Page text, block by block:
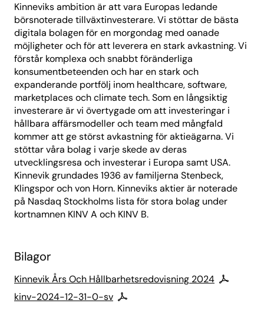
Kinneviks ambition är att vara Europas ledande
börsnoterade tillväxtinvesterare. Vi stöttar de bästa
digitala bolagen för en morgondag med oanade
möjligheter och för att leverera en stark avkastning. Vi
förstår komplexa och snabbt föränderliga
konsumentbeteenden och har en stark och
expanderande portfölj inom healthcare, software,
marketplaces och climate tech. Som en långsiktig
investerare är vi övertygade om att investeringar i
hållbara affärsmodeller och team med mångfald
kommer att ge störst avkastning för aktieägarna. Vi
stöttar våra bolag i varje skede av deras
utvecklingsresa och investerar i Europa samt USA.
Kinnevik grundades 1936 av familjerna Stenbeck,
Klingspor och von Horn. Kinneviks aktier är noterade
på Nasdaq Stockholms lista för stora bolag under
kortnamnen KINV A och KINV B.
Bilagor
Kinnevik Års Och Hållbarhetsredovisning 2024
kinv-2024-12-31-0-sv